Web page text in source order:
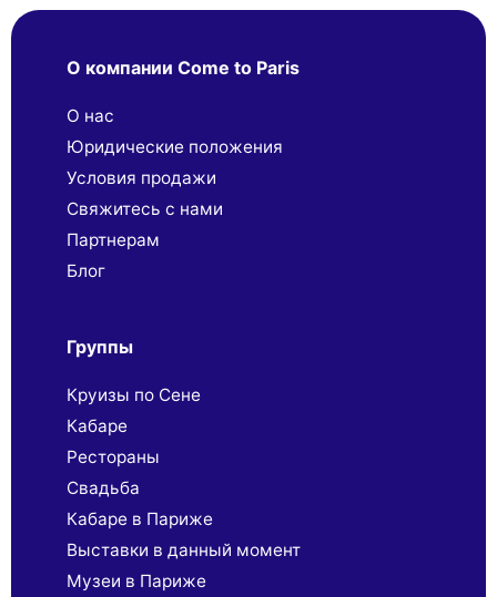
О компании Come to Paris
О нас
Юридические положения
Условия продажи
Свяжитесь с нами
Партнерaм
Блог
Группы
Круизы по Сене
Кабаре
Рестораны
Свадьба
Кабаре в Париже
Выставки в данный момент
Музеи в Париже